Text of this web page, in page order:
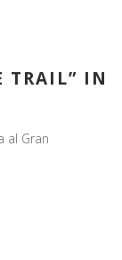
TRAIL” IN
al Gran